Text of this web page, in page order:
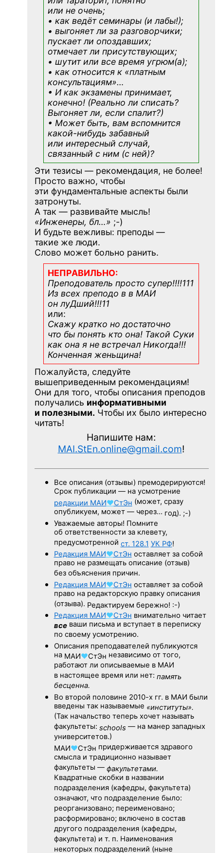
или не очень;
• как ведёт семинары (и лабы!);
• выгоняет ли за разговорчики;
пускает ли опоздавших;
отмечает ли присутствующих;
• шутит или все время угрюм(а);
• как относится к «платным
консультациям»…
• И как экзамены принимает,
конечно! (Реально ли списать?
Выгоняет ли, если спалит?)
• Может быть, вам вспомнится
какой-нибудь забавный
или интересный случай,
связанный с ним (с ней)?
Эти тезисы — рекомендация, не более!
Просто важно, чтобы
эти фундаментальные аспекты были
затронуты.
А так — развивайте мысль!
«Инженеры, бл…» ;-)
И будьте вежливы: преподы —
такие же люди.
Слово может больно ранить.
НЕПРАВИЛЬНО:
Преподователь просто супер!!!!111
Из всех преподо в в МАИ
он луДший!!!11
или:
Скажу кратко но достаточно
что бы понять кто она! Такой Суки
как она я не встречал Никогда!!!
Конченная женьщина!
Пожалуйста, следуйте
вышеприведенным рекомендациям!
Они для того, чтобы описания преподов
получались информативными
и полезными. Чтобы их было интересно
читать!
Напишите нам:
MAI.StEn.online@gmail.com!
Все описания (отзывы) премодерируются!
Срок публикации — на усмотрение
редакции МАИ♥СтЭн (может, сразу
опубликуем, может — через… год). ;-)
Уважаемые авторы! Помните
об ответственности за клевету,
предусмотренной ст. 128.1 УК РФ!
Редакция МАИ♥СтЭн оставляет за собой
право не размещать описание (отзыв)
без объяснения причин.
Редакция МАИ♥СтЭн оставляет за собой
право на редакторскую правку описания
(отзыва). Редактируем бережно! :-)
Редакция МАИ♥СтЭн внимательно читает
всеваши письма и вступает в переписку
по своему усмотрению.
Описания преподавателей публикуются
на МАИ♥СтЭн независимо от того,
работают ли описываемые в МАИ
в настоящее время или нет: память
бесценна.
Во второй половине 2010-х гг. в МАИ были
введены так называемые «институты».
(Так начальство теперь хочет называть
факультеты: schools — на манер западных
университетов.)
МАИ♥СтЭн придерживается здравого
смысла и традиционно называет
факультеты — факультетами.
Квадратные скобки в названии
подразделения (кафедры, факультета)
означают, что подразделение было:
реорганизовано; переименовано;
расформировано; включено в состав
другого подразделения (кафедры,
факультета) и т. п. Наименования
некоторых подразделений (ныне